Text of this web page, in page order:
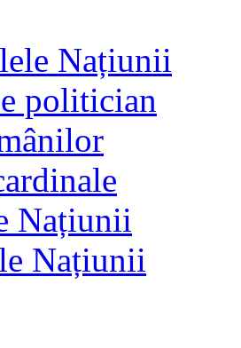
Națiunii
politician
Națiunii
Națiunii